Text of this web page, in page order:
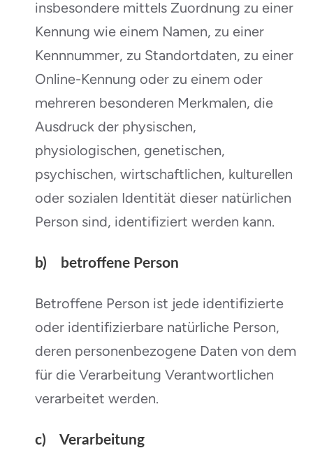
insbesondere mittels Zuordnung zu einer
Kennung wie einem Namen, zu einer
Kennnummer, zu Standortdaten, zu einer
Online-Kennung oder zu einem oder
mehreren besonderen Merkmalen, die
Ausdruck der physischen,
physiologischen, genetischen,
psychischen, wirtschaftlichen, kulturellen
oder sozialen Identität dieser natürlichen
Person sind, identifiziert werden kann.
b) betroffene Person
Betroffene Person ist jede identifizierte
oder identifizierbare natürliche Person,
deren personenbezogene Daten von dem
für die Verarbeitung Verantwortlichen
verarbeitet werden.
c) Verarbeitung